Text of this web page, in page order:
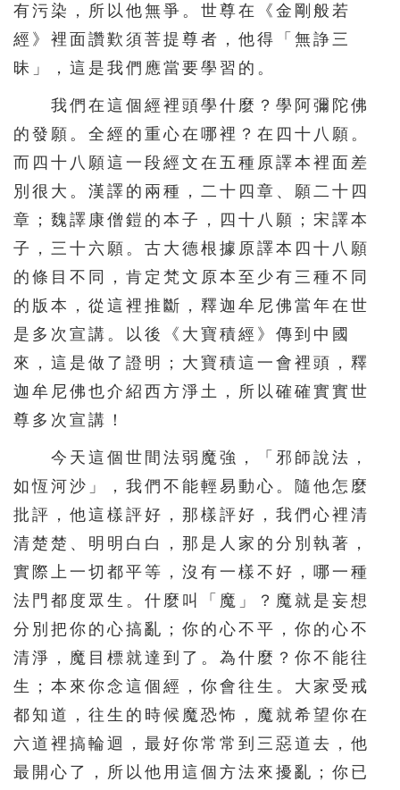
有污染，所以他無爭。世尊在《金剛般若
經》裡面讚歎須菩提尊者，他得「無諍三
昧」，這是我們應當要學習的。
我們在這個經裡頭學什麼？學阿彌陀佛
的發願。全經的重心在哪裡？在四十八願。
而四十八願這一段經文在五種原譯本裡面差
別很大。漢譯的兩種，二十四章、願二十四
章；魏譯康僧鎧的本子，四十八願；宋譯本
子，三十六願。古大德根據原譯本四十八願
的條目不同，肯定梵文原本至少有三種不同
的版本，從這裡推斷，釋迦牟尼佛當年在世
是多次宣講。以後《大寶積經》傳到中國
來，這是做了證明；大寶積這一會裡頭，釋
迦牟尼佛也介紹西方淨土，所以確確實實世
尊多次宣講！
今天這個世間法弱魔強，「邪師說法，
如恆河沙」，我們不能輕易動心。隨他怎麼
批評，他這樣評好，那樣評好，我們心裡清
清楚楚、明明白白，那是人家的分別執著，
實際上一切都平等，沒有一樣不好，哪一種
法門都度眾生。什麼叫「魔」？魔就是妄想
分別把你的心搞亂；你的心不平，你的心不
清淨，魔目標就達到了。為什麼？你不能往
生；本來你念這個經，你會往生。大家受戒
都知道，往生的時候魔恐怖，魔就希望你在
六道裡搞輪迴，最好你常常到三惡道去，他
最開心了，所以他用這個方法來擾亂；你已